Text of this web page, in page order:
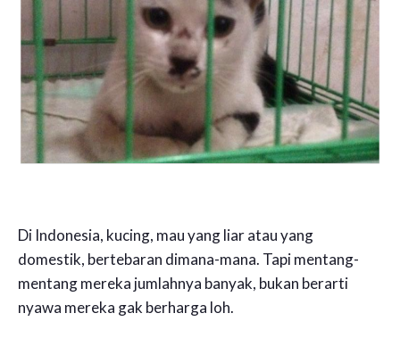
Di Indonesia, kucing, mau yang liar atau yang
domestik, bertebaran dimana-mana. Tapi mentang-
mentang mereka jumlahnya banyak, bukan berarti
nyawa mereka gak berharga loh.